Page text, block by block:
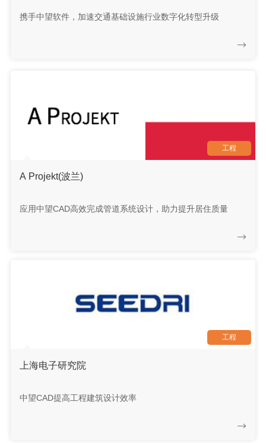
携手中望软件，加速交通基础设施行业数字化转型升级
工程
A Projekt(波兰)
应用中望CAD高效完成管道系统设计，助力提升居住质量
工程
上海电子研究院
中望CAD提高工程建筑设计效率